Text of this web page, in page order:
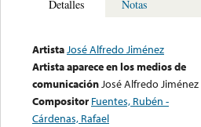
Detalles Notas
ArtistaJosé Alfredo Jiménez
Artista aparece en los medios de
comunicaciónJosé Alfredo Jiménez
Compositor Fuentes, Rubén -
Cárdenas, Rafael